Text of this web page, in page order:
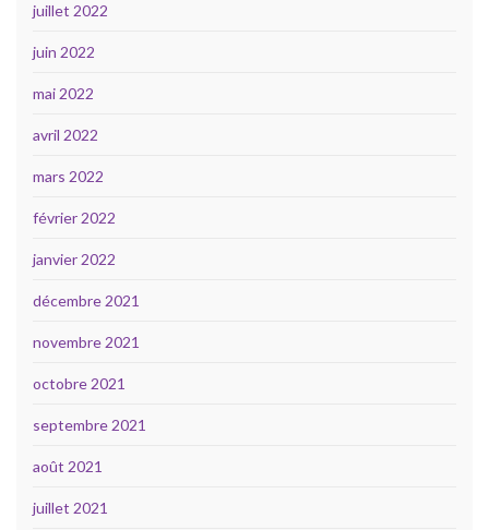
juillet 2022
juin 2022
mai 2022
avril 2022
mars 2022
février 2022
janvier 2022
décembre 2021
novembre 2021
octobre 2021
septembre 2021
août 2021
juillet 2021